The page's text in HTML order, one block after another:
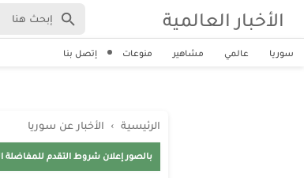
الأخبار العالمية
سوريا عالمي مشاهير منوعات إتصل بنا
الرئيسية › الأخبار عن سوريا
بالصور إعلان شروط التقدم للمفاضلة